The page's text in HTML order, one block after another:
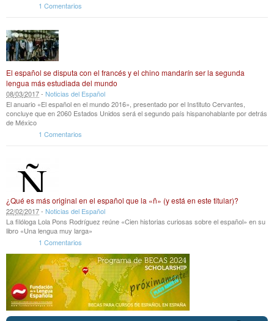
1 Comentarios
El español se disputa con el francés y el chino mandarín ser la segunda
lengua más estudiada del mundo
08/03/2017- Noticias del Español
El anuario «El español en el mundo 2016», presentado por el Instituto Cervantes,
concluye que en 2060 Estados Unidos será el segundo país hispanohablante por detrás
de México
1 Comentarios
¿Qué es más original en el español que la «ñ» (y está en este titular)?
22/02/2017- Noticias del Español
La filóloga Lola Pons Rodríguez reúne «Cien historias curiosas sobre el español» en su
libro «Una lengua muy larga»
1 Comentarios